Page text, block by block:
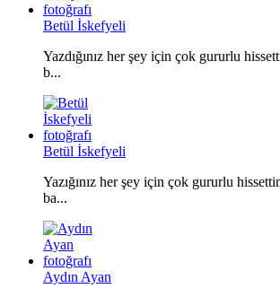
Betül İskefyeli
Yazdığınız her şey için çok gururlu
b...
Betül İskefyeli
Yazığınız her şey için çok gururlu
ba...
Aydın Ayan